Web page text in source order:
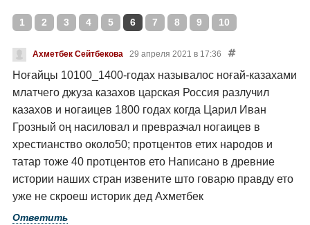
1 2 3 4 5 6 7 8 9 10
Ахметбек Сейтбекова 29 апреля 2021 в 17:36
Ноғайцы 10100_1400-годах называлос ноғай-казахами
млатчего джуза казахов царская Россия разлучил
казахов и ногаицев 1800 годах когда Царил Иван
Грозный оң насиловал и превразчал ногаицев в
хрестианство около50; протцентов етих народов и
татар тоже 40 протцентов ето Написано в древние
истории наших стран извените што говарю правду ето
уже не скроеш историк дед Ахметбек
Ответить